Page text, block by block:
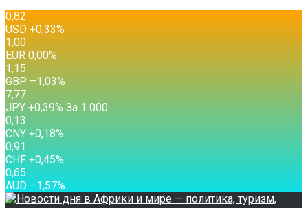
0,82
USD +0,33%
1,00
EUR 0,00%
1,15
GBP –1,03%
7,77
JPY +0,39% За 1 000
0,13
CNY +0,18%
0,91
CHF +0,45%
0,65
AUD –1,57%